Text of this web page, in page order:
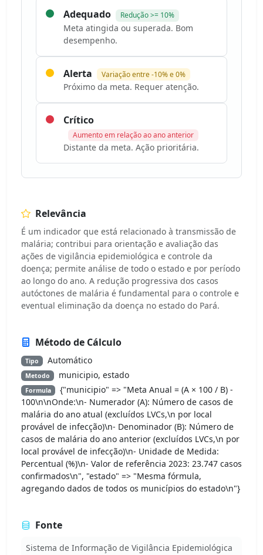
Adequado Redução >= 10%
Meta atingida ou superada. Bom
desempenho.
Alerta Variação entre -10% e 0%
Próximo da meta. Requer atenção.
Crítico
Aumento em relação ao ano anterior
Distante da meta. Ação prioritária.
Relevância
É um indicador que está relacionado à transmissão de
malária; contribui para orientação e avaliação das
ações de vigilância epidemiológica e controle da
doença; permite análise de todo o estado e por período
ao longo do ano. A redução progressiva dos casos
autóctones de malária é fundamental para o controle e
eventual eliminação da doença no estado do Pará.
Método de Cálculo
Tipo Automático
Metodo municipio, estado
Formula
{"municipio" => "Meta Anual = (A × 100 / B) -
100\n\nOnde:\n- Numerador (A): Número de casos de
malária do ano atual (excluídos LVCs,\n por local
provável de infecção)\n- Denominador (B): Número de
casos de malária do ano anterior (excluídos LVCs,\n por
local provável de infecção)\n- Unidade de Medida:
Percentual (%)\n- Valor de referência 2023: 23.747 casos
confirmados\n", "estado" => "Mesma fórmula,
agregando dados de todos os municípios do estado\n"}
Fonte
Sistema de Informação de Vigilância Epidemiológica